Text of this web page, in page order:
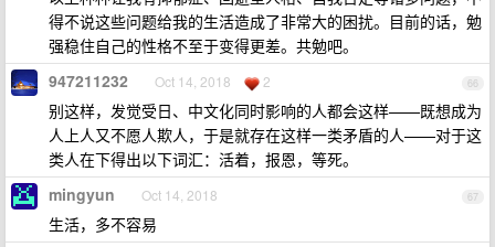
得不说这些问题给我的生活造成了非常大的困扰。目前的话，勉
强稳住自己的性格不至于变得更差。共勉吧。
66
947211232 Oct 14, 2018 2
别这样，发觉受日、中文化同时影响的人都会这样——既想成为
人上人又不愿人欺人，于是就存在这样一类矛盾的人——对于这
类人在下得出以下词汇：活着，报恩，等死。
67
mingyun Oct 14, 2018
生活，多不容易